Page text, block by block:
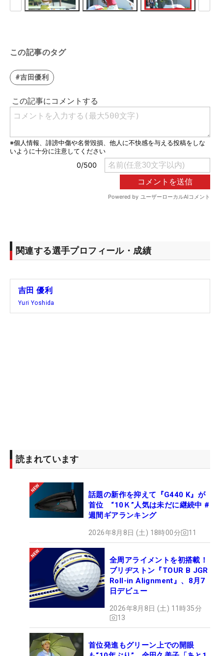
この記事のタグ
#吉田優利
関連する選手プロフィール・成績
吉田 優利
Yuri Yoshida
読まれています
話題の新作を抑えて『G440 K』が
首位 “10Ｋ”人気は未だに継続中 #
週間ギアランキング
2026年8月8日 (土) 18時00分 11
全周アライメントを初搭載！
ブリヂストン『TOUR B JGR
Roll-in Alignment』、8月7
日デビュー
2026年8月8日 (土) 11時35分
13
首位発進もグリーン上での開眼